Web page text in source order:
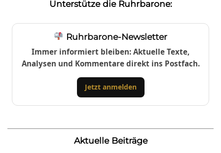
Unterstütze die Ruhrbarone:
Ruhrbarone-Newsletter
Immer informiert bleiben: Aktuelle Texte,
Analysen und Kommentare direkt ins Postfach.
Jetzt anmelden
Aktuelle Beiträge